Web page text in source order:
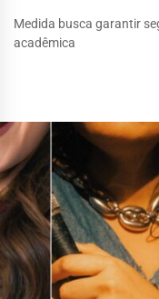
Medida busca garantir
acadêmica